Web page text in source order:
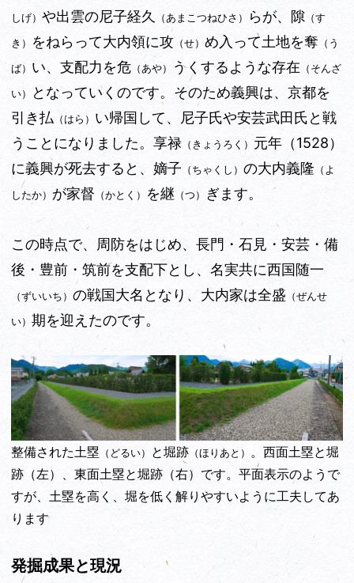
しげ） や出雲の尼子経久 （あまこつねひさ） らが、隙 （す
き）
をねらって大内領に攻 （せ） め入って土地を奪 （う
ば） い、支配力を危 （あや） うくするような存在 （そんざ
い）
となっていくのです。そのため義興は、京都を
引き払 （はら） い帰国して、尼子氏や安芸武田氏と戦
うことになりました。享禄 （きょうろく） 元年（1528）
に義興が死去すると、嫡子 （ちゃくし） の大内義隆 （よ
したか） が家督 （かとく） を継 （つ） ぎます。
この時点で、周防をはじめ、長門・石見・安芸・備
後・豊前・筑前を支配下とし、名実共に西国随一
（ずいいち） の戦国大名となり、大内家は全盛 （ぜんせ
い） 期を迎えたのです。
整備された土塁 （どるい） と堀跡 （ほりあと）
。西面土塁と堀
跡（左）、東面土塁と堀跡（右）です。平面表示のようで
すが、土塁を高く、堀を低く解りやすいように工夫してあ
ります
発掘成果と現況